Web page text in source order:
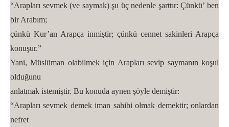
“Arapları sevmek (ve saymak) şu üç nedenle şarttır: Çünkü’ ben
bir Arabım;
çünkü Kur’an Arapça inmiştir; çünkü cennet sakinleri Arapça
konuşur.”
Yani, Müslüman olabilmek için Arapları sevip saymanın koşul
olduğunu
anlatmak istemiştir. Bu konuda aynen şöyle demiştir:
“Arapları sevmek demek iman sahibi olmak demektir; onlardan
nefret